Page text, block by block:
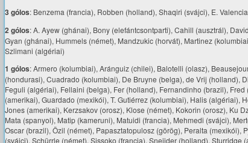
3 gólos: Benzema (francia), Robben (holland), Shaqiri (svájci), E.
2 gólos: A. Ayew (ghánai), Bony (elefántcsontparti), Cahill (ausztrál),
Gyan (ghánai), Hummels (német), Mandzukic (horvát), Martinez
Szlimani (algériai)
1 gólos: Armero (kolumbiai), Aránguiz (chilei), Balotelli (olasz),
(hondurasi), Cuadrado (kolumbiai), De Bruyne (belga), de Vrij (holland),
Feguli (algériai), Fellaini (belga), Fer (holland), Fernandinho (brazil),
(amerikai), Guardado (mexikói), T. Gutiérrez (kolumbiai), Halis
Jones (amerikai), Kerzsakov (orosz), Klose (német), Kokorin (orosz), Ku
Mata (spanyol), Matip (kameruni), Matuidi (francia), Mehmedi (svájci),
Oscar (brazil), Özil (német), Papasztatopulosz (görög), Peralta
(svájci), Schürrle (német), Sissoko (francia), Sneijder (holland),